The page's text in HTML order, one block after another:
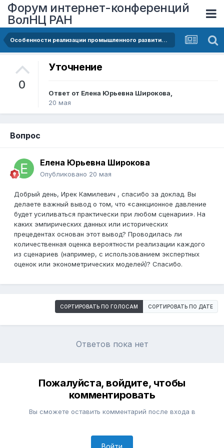
Форум интернет-конференций
ВолНЦ РАН
Особенности реализации промышленного развития территории в современной российской экономике
0
Уточнение
Ответ от Елена Юрьевна Широкова,
20 мая
Вопрос
Елена Юрьевна Широкова
Опубликовано 20 мая
Добрый день, Ирек Камилевич , спасибо за доклад. Вы
делаете важный вывод о том, что «санкционное давление
будет усиливаться практически при любом сценарии». На
каких эмпирических данных или исторических
прецедентах основан этот вывод? Проводилась ли
количественная оценка вероятности реализации каждого
из сценариев (например, с использованием экспертных
оценок или эконометрических моделей)? Спасибо.
СОРТИРОВАТЬ ПО ГОЛОСАМ СОРТИРОВАТЬ ПО ДАТЕ
Ответов пока нет
Пожалуйста, войдите, чтобы
комментировать
Вы сможете оставить комментарий после входа в